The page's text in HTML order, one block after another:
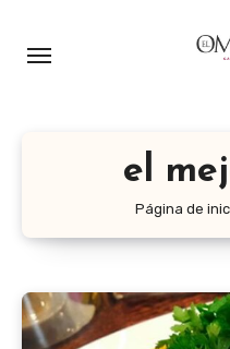
el
Página de